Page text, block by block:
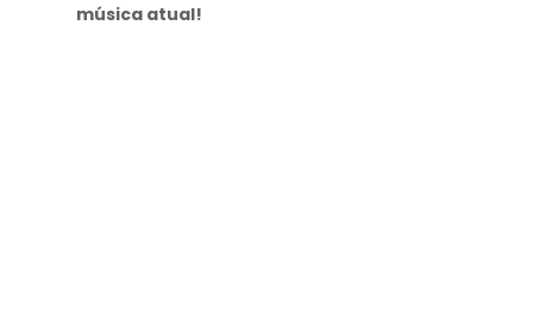
música atual!